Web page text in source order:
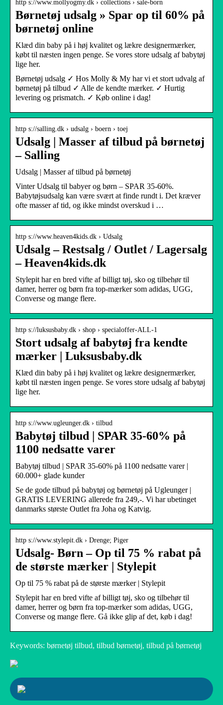
http s://www.mollyogmy.dk › collections › sale-born
Børnetøj udsalg » Spar op til 60% på
børnetøj online
Klæd din baby på i høj kvalitet og lækre designermærker,
købt til næsten ingen penge. Se vores store udsalg af babytøj
lige her.
Børnetøj udsalg ✓ Hos Molly & My har vi et stort udvalg af
børnetøj på tilbud ✓ Alle de kendte mærker. ✓ Hurtig
levering og prismatch. ✓ Køb online i dag!
http s://salling.dk › udsalg › boern › toej
Udsalg | Masser af tilbud på børnetøj
– Salling
Udsalg | Masser af tilbud på børnetøj
Vinter Udsalg til babyer og børn – SPAR 35-60%.
Babytøjsudsalg kan være svært at finde rundt i. Det kræver
ofte masser af tid, og ikke mindst overskud i …
http s://www.heaven4kids.dk › Udsalg
Udsalg – Restsalg / Outlet / Lagersalg
– Heaven4kids.dk
Stylepit har en bred vifte af billigt tøj, sko og tilbehør til
damer, herrer og børn fra top-mærker som adidas, UGG,
Converse og mange flere.
http s://luksusbaby.dk › shop › specialoffer-ALL-1
Stort udsalg af babytøj fra kendte
mærker | Luksusbaby.dk
Klæd din baby på i høj kvalitet og lækre designermærker,
købt til næsten ingen penge. Se vores store udsalg af babytøj
lige her.
http s://www.ugleunger.dk › tilbud
Babytøj tilbud | SPAR 35-60% på
1100 nedsatte varer
Babytøj tilbud | SPAR 35-60% på 1100 nedsatte varer |
60.000+ glade kunder
Se de gode tilbud på babytøj og børnetøj på Ugleunger |
GRATIS LEVERING allerede fra 249,-. Vi har ubetinget
danmarks største Outlet fra Joha og Katvig.
http s://www.stylepit.dk › Drenge; Piger
Udsalg- Børn – Op til 75 % rabat på
de største mærker | Stylepit
Op til 75 % rabat på de største mærker | Stylepit
Stylepit har en bred vifte af billigt tøj, sko og tilbehør til
damer, herrer og børn fra top-mærker som adidas, UGG,
Converse og mange flere. Gå ikke glip af det, køb i dag!
Keywords: børnetøj tilbud, tilbud børnetøj, tilbud på børnetøj